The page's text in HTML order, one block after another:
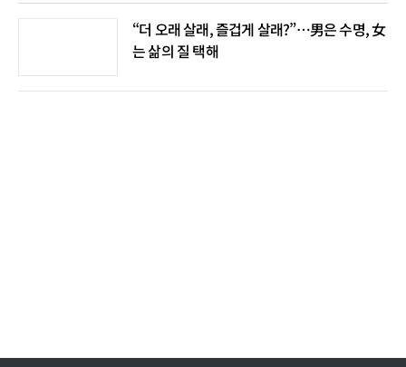
“더 오래 살래, 즐겁게 살래?”…男은 수명, 女
는 삶의 질 택해